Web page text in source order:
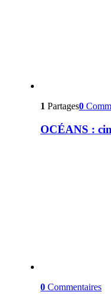
1 Partages0
OCÉANS :
0 Commentaires